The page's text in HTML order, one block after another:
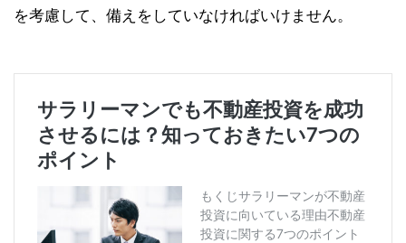
を考慮して、備えをしていなければいけません。